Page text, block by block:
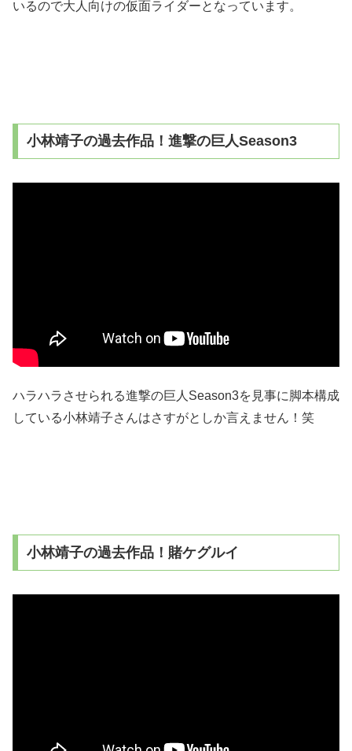
いるので大人向けの仮面ライダーとなっています。
小林靖子の過去作品！進撃の巨人Season3
ハラハラさせられる進撃の巨人Season3を見事に脚本構成
している小林靖子さんはさすがとしか言えません！笑
小林靖子の過去作品！賭ケグルイ